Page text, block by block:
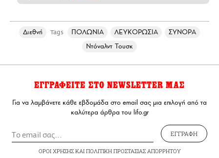
Διεθνή Tags ΠΟΛΩΝΙΑ ΛΕΥΚΟΡΩΣΙΑ
ΣΥΝΟΡΑ
Ντόναλντ Τουσκ
ΕΓΓΡΑΦΕΙΤΕ ΣΤΟ NEWSLETTER ΜΑΣ
Για να λαμβάνετε κάθε εβδομάδα στο email σας μια επιλογή από τα
καλύτερα άρθρα του lifo.gr
ΕΓΓΡΑΦΗ
ΟΡΟΙ ΧΡΗΣΗΣΚΑΙ ΠΟΛΙΤΙΚΗ ΠΡΟΣΤΑΣΙΑΣ ΑΠΟΡΡΗΤΟΥ